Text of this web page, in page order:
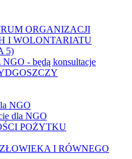
ORGANIZACJI
I WOLONTARIATU
5)
NGO - będą konsultacje
NGO
dla NGO
POŻYTKU
I RÓWNEGO